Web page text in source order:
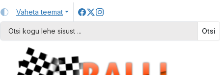
Vaheta teemat
Otsi